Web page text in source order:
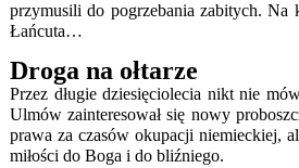
przymusili do pogrzebania zabitych.
Łańcuta…
Droga na ołtarze
Przez długie dziesięciolecia nikt nie
Ulmów zainteresował się nowy
prawa za czasów okupacji niemieckiej,
miłości do Boga i do bliźniego.